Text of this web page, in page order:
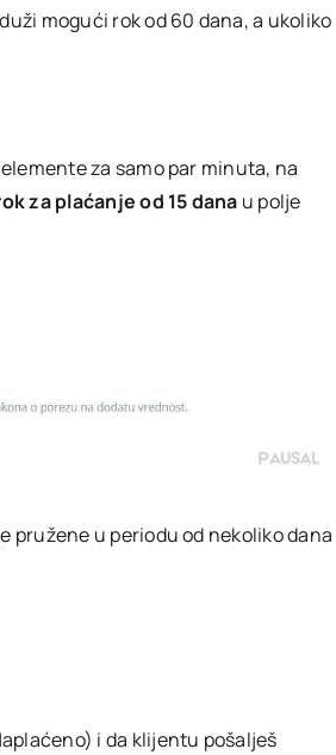
mogući rok od 60 dana, a ukoliko
za samo par minuta, na
za plaćanje od 15 dana u polje
pružene u periodu od nekoliko dana
i da klijentu pošalješ